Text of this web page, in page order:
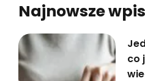
Najnowsze
co